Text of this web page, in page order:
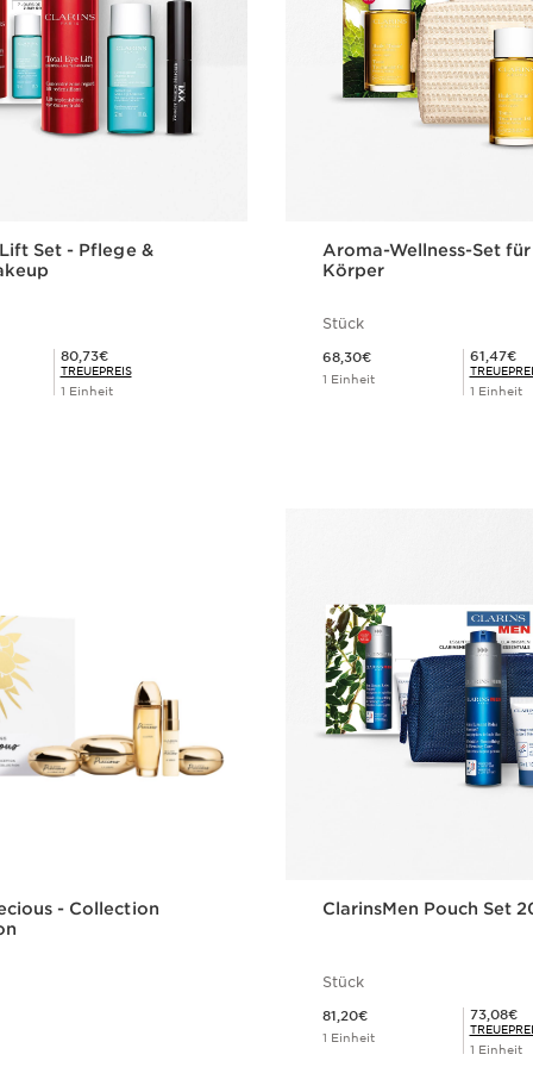
Set - Pflege &
Mitgliederpreis 80,73€
80,73€
TREUEPREIS
1 Einheit
Aroma-Wellness-Set
Körper
Stück
68,30€
1 Einheit
Mitgliederpreis 61,47€
61,47€
1 Einheit
- Collection
ClarinsMen Pouch Set
Stück
81,20€
1 Einheit
Mitgliederpreis 73,08€
73,08€
1 Einheit